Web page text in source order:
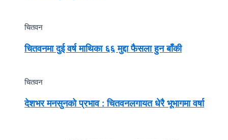
चितवन
चितवनमा दुई वर्ष माथिका ६६ मुद्दा फैसला हुन बाँकी
चितवन
देशभर मनसुनको प्रभाव : चितवनलगायत धेरै भूभागमा वर्षा